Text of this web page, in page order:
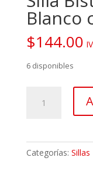
Blanco
$144.00
6 disponibles
Bistro
Categorías: